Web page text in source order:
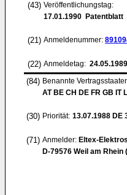
(43) Veröffentlichungstag:
17.01.1990 Patentblatt
(21) Anmeldenummer:
(22) Anmeldetag: 24.05.1989
(84) Benannte
AT BE CH DE FR GB IT
(30) Priorität: 13.07.1988 DE
(71) Anmelder: Eltex-
D-79576 Weil am Rhein